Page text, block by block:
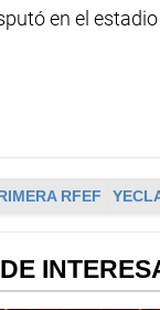
en el
RFEF